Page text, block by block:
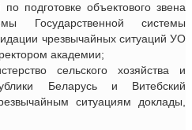
подготовке объектового звена
Государственной системы
чрезвычайных ситуаций УО
академии;
сельского хозяйства и
Беларусь и Витебский
ситуациям доклады,